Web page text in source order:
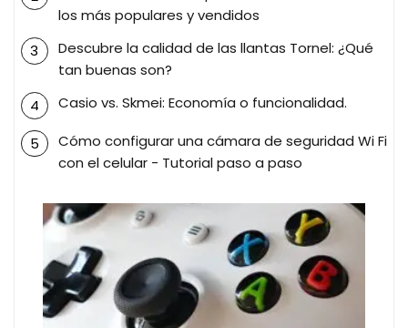
los más populares y vendidos
Descubre la calidad de las llantas Tornel: ¿Qué
tan buenas son?
Casio vs. Skmei: Economía o funcionalidad.
Cómo configurar una cámara de seguridad Wi Fi
con el celular - Tutorial paso a paso